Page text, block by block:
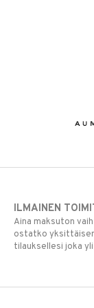
ILMAINEN
Aina maksuton
ostatko
tilauksellesi joka